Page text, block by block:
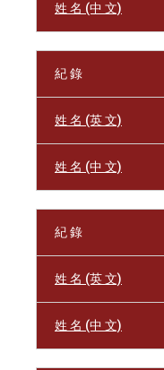
姓 名 (中 文)
紀 錄
姓 名 (英 文)
姓 名 (中 文)
紀 錄
姓 名 (英 文)
姓 名 (中 文)